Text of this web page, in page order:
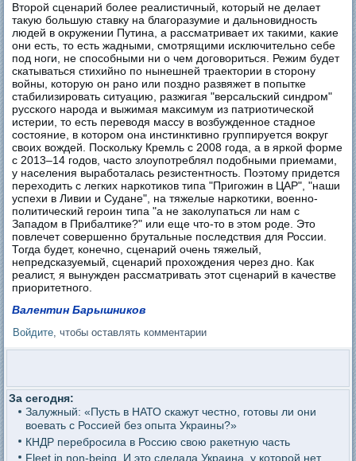
Второй сценарий более реалистичный, который не делает
такую большую ставку на благоразумие и дальновидность
людей в окружении Путина, а рассматривает их такими, какие
они есть, то есть жадными, смотрящими исключительно себе
под ноги, не способными ни о чем договориться. Режим будет
скатываться стихийно по нынешней траектории в сторону
войны, которую он рано или поздно развяжет в попытке
стабилизировать ситуацию, разжигая "версальский синдром"
русского народа и выжимая максимум из патриотической
истерии, то есть переводя массу в возбужденное стадное
состояние, в котором она инстинктивно группируется вокруг
своих вождей. Поскольку Кремль с 2008 года, а в яркой форме
с 2013–14 годов, часто злоупотреблял подобными приемами,
у населения выработалась резистентность. Поэтому придется
переходить с легких наркотиков типа "Пригожин в ЦАР", "наши
успехи в Ливии и Судане", на тяжелые наркотики, военно-
политический героин типа "а не заколупаться ли нам с
Западом в Прибалтике?" или еще что-то в этом роде. Это
повлечет совершенно брутальные последствия для России.
Тогда будет, конечно, сценарий очень тяжелый,
непредсказуемый, сценарий прохождения через дно. Как
реалист, я вынужден рассматривать этот сценарий в качестве
приоритетного.
Валентин Барышников
Войдите, чтобы оставлять комментарии
За сегодня:
Залужный: «Пусть в НАТО скажут честно, готовы ли они
воевать с Россией без опыта Украины?»
КНДР перебросила в Россию свою ракетную часть
Fleet in non-being. И это сделала Украина, у которой нет